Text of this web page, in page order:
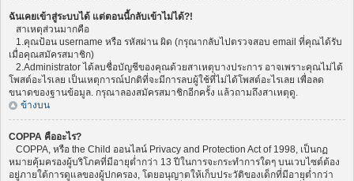
ฉันเคยเข้าสู่ระบบได้ แต่ตอนนี้กลับเข้าไม่ได้?!
สาเหตุส่วนมากคือ
1.คุณป้อน username หรือ รหัสผ่าน ผิด (กรุณากลับไปตรวจสอบ email ที่คุณได้รับ
เมื่อคุณสมัครสมาชิก)
2.Administrator ได้ลบชื่อบัญชีของคุณด้วยสาเหตุบางประการ อาจเพราะคุณไม่ได้
โพสต์อะไรเลย เป็นเหตุการณ์ปกติที่จะมีการลบผู้ใช้ที่ไม่ได้โพสต์อะไรเลย เพื่อลด
ขนาดของฐานข้อมูล. กรุณาลองสมัครสมาชิกอีกครั้ง แล้วถามถึงสาเหตุดู.
ข้างบน
COPPA คืออะไร?
COPPA, หรือ the Child ออนไลน์ Privacy and Protection Act of 1998, เป็นกฏ
หมายคุ้มครองผู้บริโภคที่มีอายุต่ำกว่า 13 ปีในการจะกระทำการใดๆ บนเวบไซต์ต้อง
อยู่ภายใต้การดูแลของผู้ปกครอง, โดยอนุญาตให้เก็บประวัติของเด็กที่มีอายุต่ำกว่า